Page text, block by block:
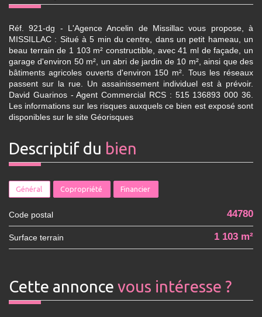
Réf. 921-dg - L'Agence Ancelin de Missillac vous propose, à
MISSILLAC : Situé à 5 min du centre, dans un petit hameau, un
beau terrain de 1 103 m² constructible, avec 41 ml de façade, un
garage d'environ 50 m², un abri de jardin de 10 m², ainsi que des
bâtiments agricoles ouverts d'environ 150 m². Tous les réseaux
passent sur la rue. Un assainissement individuel est à prévoir.
David Guarinos - Agent Commercial RCS : 515 136893 000 36.
Les informations sur les risques auxquels ce bien est exposé sont
disponibles sur le site Géorisques
descriptif du bien
Général Copropriété Financier
Code postal 44780
surface terrain 1 103 m²
cette annonce vous intéresse ?